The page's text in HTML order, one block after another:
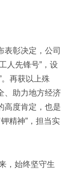
表彰决定，公司
人先锋号”，设
再获以上殊
、助力地方经济
高度肯定，也是
精神”，担当实
，始终坚守生